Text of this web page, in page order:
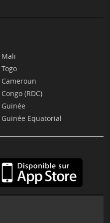
Mali
Togo
Cameroun
Congo (RDC)
Guinée
Guinée Equatorial